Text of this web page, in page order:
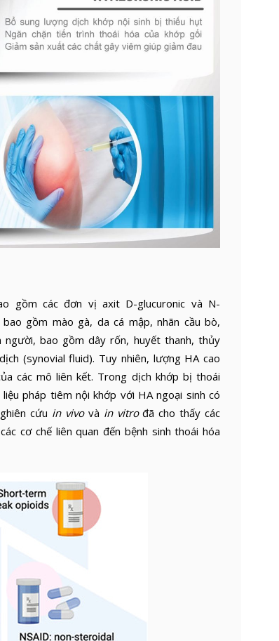
các đơn vị axit D-glucuronic và N-
gồm mào gà, da cá mập, nhãn cầu bò,
bao gồm dây rốn, huyết thanh, thủy
(synovial fluid). Tuy nhiên, lượng HA cao
các mô liên kết. Trong dịch khớp bị thoái
pháp tiêm nội khớp với HA ngoại sinh có
cứu in vivovà in vitrođã cho thấy các
cơ chế liên quan đến bệnh sinh thoái hóa